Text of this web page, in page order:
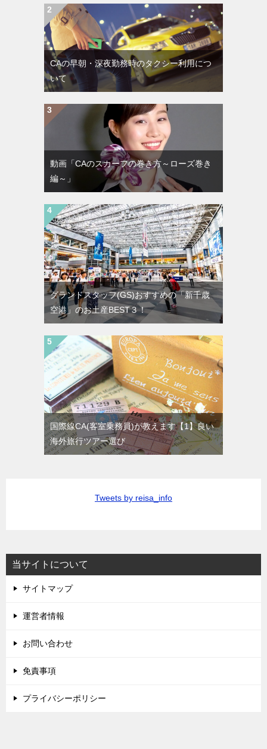
CAの早朝・深夜勤務時のタクシー利用につ
いて
動画「CAのスカーフの巻き方～ローズ巻き
編～」
グランドスタッフ(GS)おすすめの「新千歳
空港」のお土産BEST３！
国際線CA(客室乗務員)が教えます【1】良い
海外旅行ツアー選び
Tweets by reisa_info
当サイトについて
サイトマップ
運営者情報
お問い合わせ
免責事項
プライバシーポリシー